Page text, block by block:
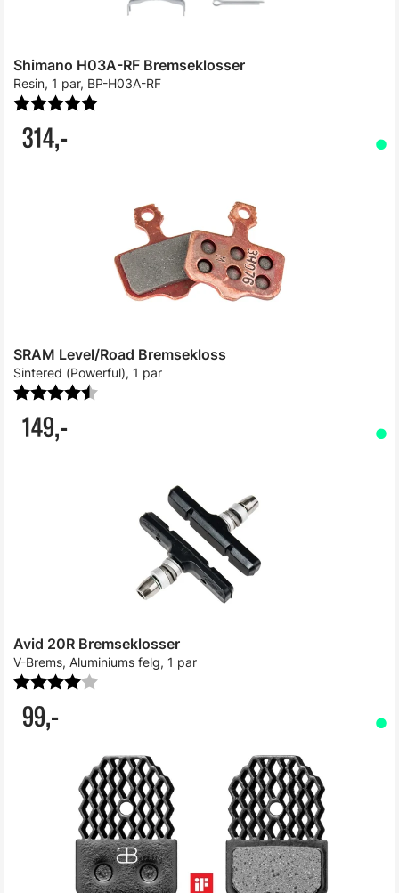
Shimano H03A-RF Bremseklosser
Resin, 1 par, BP-H03A-RF
314,-
Karakter:
SRAM Level/Road Bremsekloss
Sintered (Powerful), 1 par
149,-
Karakter:
Avid 20R Bremseklosser
V-Brems, Aluminiums felg, 1 par
99,-
Karakter: